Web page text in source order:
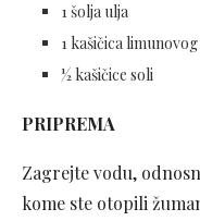
1 šolja ulja
1 kašičica
½ kašičice soli
PRIPREMA
Zagrejte vodu,
kome ste otopili